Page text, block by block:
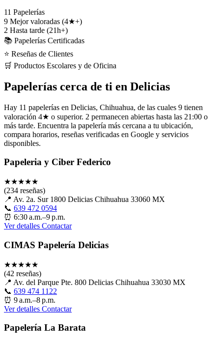
11 Papelerías
9 Mejor valoradas (4★+)
2 Hasta tarde (21h+)
📚 Papelerías Certificadas
⭐ Reseñas de Clientes
🛒 Productos Escolares y de Oficina
Papelerías cerca de ti en Delicias
Hay 11 papelerías en Delicias, Chihuahua, de las cuales 9 tienen
valoración 4★ o superior. 2 permanecen abiertas hasta las 21:00 o
más tarde. Encuentra la papelería más cercana a tu ubicación,
compara horarios, reseñas verificadas en Google y servicios
disponibles.
Papeleria y Ciber Federico
★★★★★
(234 reseñas)
📍 Av. 2a. Sur 1800 Delicias Chihuahua 33060 MX
📞 639 472 0594
⏰ 6:30 a.m.–9 p.m.
Ver detalles Contactar
CIMAS Papelería Delicias
★★★★★
(42 reseñas)
📍 Av. del Parque Pte. 800 Delicias Chihuahua 33030 MX
📞 639 474 1122
⏰ 9 a.m.–8 p.m.
Ver detalles Contactar
Papelería La Barata